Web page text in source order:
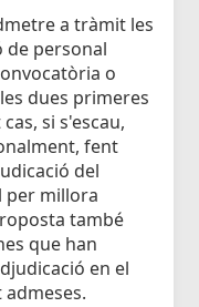
a tràmit les
de personal
o
dues primeres
si s'escau,
fent
del
per millora
també
que han
en el